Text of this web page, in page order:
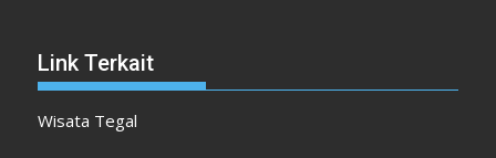
Link Terkait
Wisata Tegal